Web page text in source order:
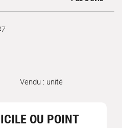
Vendu : unité
OU POINT